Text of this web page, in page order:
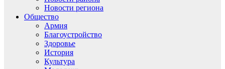
Новости региона
Общество
Армия
Благоустройство
Здоровье
История
Культура